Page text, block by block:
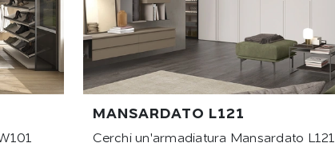
MANSARDATO L121
Cerchi un'armadiatura Mansardato L121